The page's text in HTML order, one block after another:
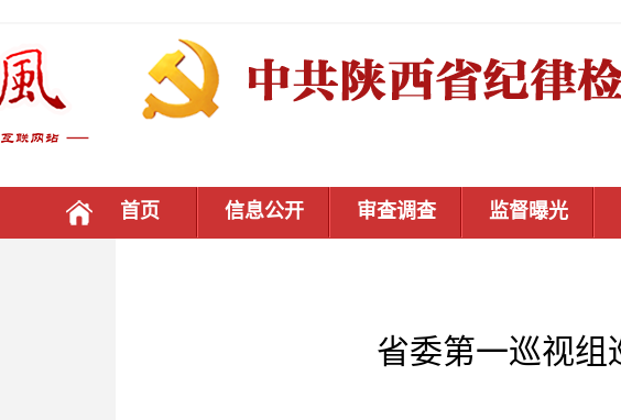
首页 信息公开 审查调查 监督曝光
省委第一巡视组